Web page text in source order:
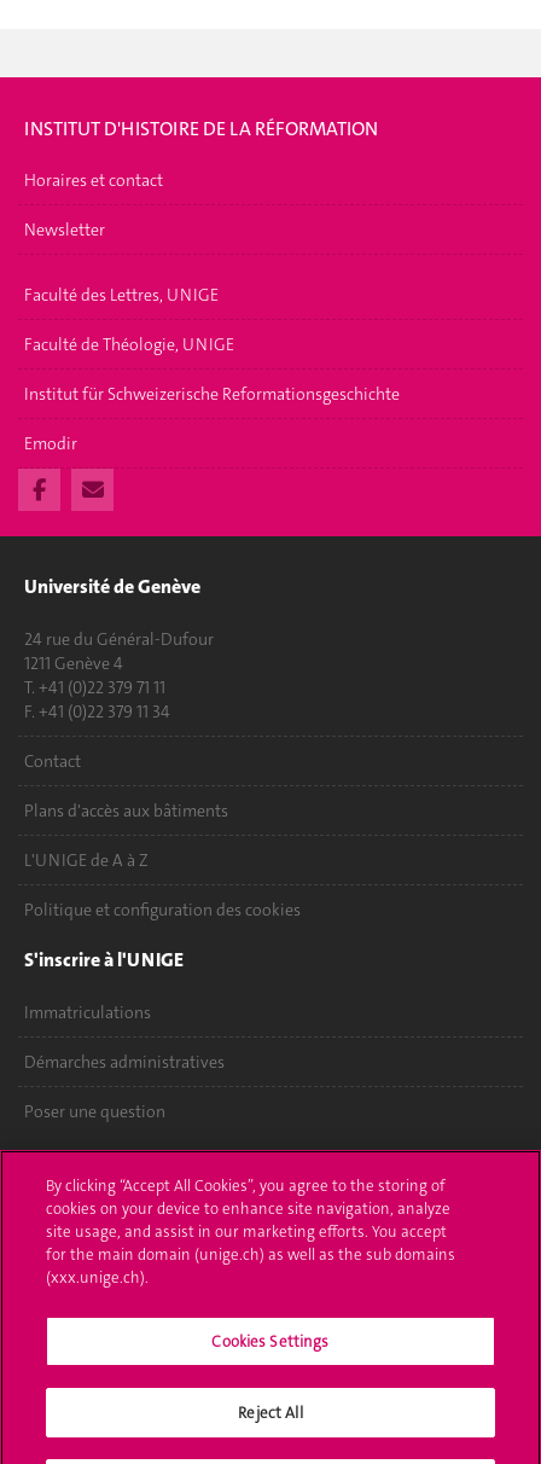
INSTITUT D'HISTOIRE DE LA RÉFORMATION
Horaires et contact
Newsletter
Faculté des Lettres, UNIGE
Faculté de Théologie, UNIGE
Institut für Schweizerische Reformationsgeschichte
Emodir
Université de Genève
24 rue du Général-Dufour
1211 Genève 4
T. +41 (0)22 379 71 11
F. +41 (0)22 379 11 34
Contact
Plans d'accès aux bâtiments
L'UNIGE de A à Z
Politique et configuration des cookies
S'inscrire à l'UNIGE
Immatriculations
Démarches administratives
Poser une question
UNIGE Mobile
Médias
Bibliothèque
By clicking “Accept All Cookies”, you agree to the storing of
cookies on your device to enhance site navigation, analyze
site usage, and assist in our marketing efforts. You accept
for the main domain (unige.ch) as well as the sub domains
(xxx.unige.ch).
Cookies Settings
Reject All